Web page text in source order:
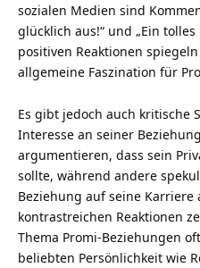
sozialen Medien sind
glücklich aus!“ und „Ein
positiven Reaktionen
allgemeine Faszination für
Es gibt jedoch auch kritische
Interesse an seiner
argumentieren, dass sein
sollte, während andere
Beziehung auf seine Karriere
kontrastreichen Reaktionen
Thema Promi-Beziehungen
beliebten Persönlichkeit wie